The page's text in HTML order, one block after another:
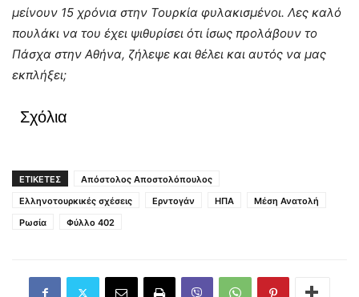
μείνουν 15 χρόνια στην Τουρκία φυλακισμένοι. Λες καλό
πουλάκι να του έχει ψιθυρίσει ότι ίσως προλάβουν το
Πάσχα στην Αθήνα, ζήλεψε και θέλει και αυτός να μας
εκπλήξει;
Σχόλια
ΕΤΙΚΕΤΕΣ
Απόστολος Αποστολόπουλος
Ελληνοτουρκικές σχέσεις
Ερντογάν ΗΠΑ
Μέση Ανατολή
Ρωσία
Φύλλο 402